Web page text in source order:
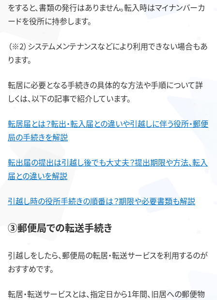
をすると、書類の発行はありません。転入時はマイナンバーカ
ードを役所に持参します。
（※2）システムメンテナンスなどにより利用できない場合もあ
ります。
転居に必要となる手続きの具体的な方法や手順について詳
しくは、以下の記事で紹介しています。
転居届とは？転出・転入届との違いや引越しに伴う役所・郵便
局の手続きを解説
転出届の提出は引越し後でも大丈夫？提出期限や方法、転入
届との違いを解説
引越し時の役所手続きの順番は？期限や必要書類も解説
③郵便局での転送手続き
引越しをしたら、郵便局の転居・転送サービスを利用するのが
おすすめです。
転居・転送サービスとは、指定日から1年間、旧居への郵便物